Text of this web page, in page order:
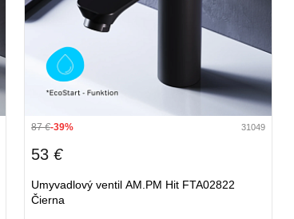
87€-39% 31049
53€
Umyvadlový ventil AM.PM Hit FTA02822
Čierna